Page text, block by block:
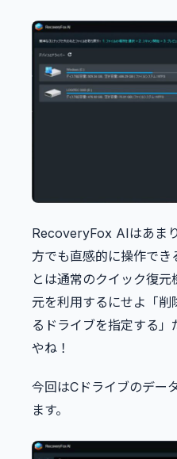
RecoveryFox AIはあま
方でも直感的に操作でき
とは通常のクイック復
元を利用するにせよ「
るドライブを指定する
やね！
今回はCドライブのデー
ます。